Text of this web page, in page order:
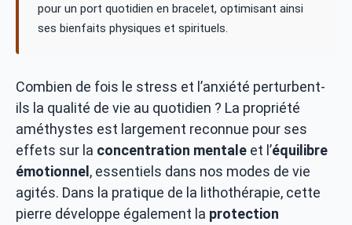
pour un port quotidien en bracelet, optimisant ainsi
ses bienfaits physiques et spirituels.
Combien de fois le stress et l’anxiété perturbent-
ils la qualité de vie au quotidien ? La propriété
améthystes est largement reconnue pour ses
effets sur la concentration mentale et l’équilibre
émotionnel , essentiels dans nos modes de vie
agités. Dans la pratique de la lithothérapie, cette
pierre développe également la protection